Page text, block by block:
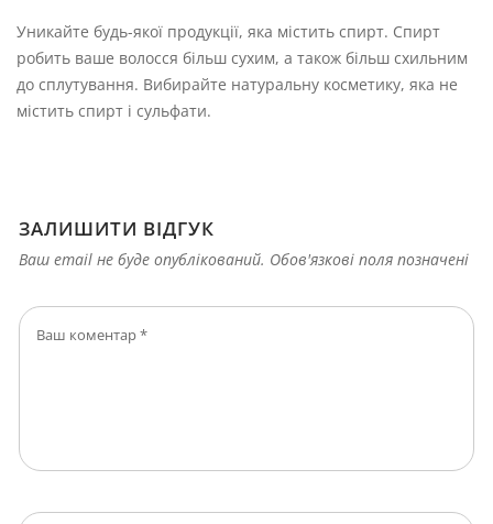
Уникайте будь-якої продукції, яка містить спирт. Спирт
робить ваше волосся більш сухим, а також більш схильним
до сплутування. Вибирайте натуральну косметику, яка не
містить спирт і сульфати.
ЗАЛИШИТИ ВІДГУК
Ваш email не буде опублікований. Обов'язкові поля позначені